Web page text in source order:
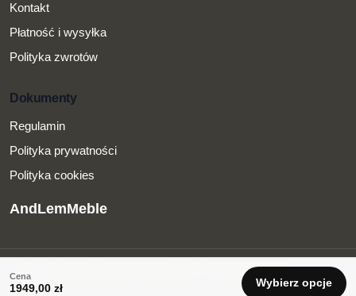
Cena
1949,00 zł Wybierz opcje
Kontakt
Płatność i wysyłka
Polityka zwrotów
Dokumenty
Regulamin
Polityka prywatności
Polityka cookies
AndLemMeble
Sklep internetowy z
meblami.